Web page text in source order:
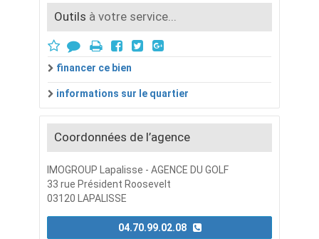
Outils à votre service...
financer ce bien
informations sur le quartier
Coordonnées de l’agence
IMOGROUP Lapalisse - AGENCE DU GOLF
33 rue Président Roosevelt
03120 LAPALISSE